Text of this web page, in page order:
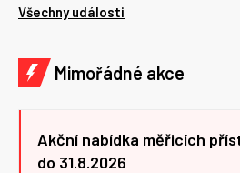
Všechny události
Mimořádné akce
Akční nabídka měřicích
do 31.8.2026